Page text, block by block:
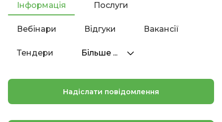
Інформація Послуги
Вебінари Відгуки Вакансії
Тендери Більше ...
Надіслати повідомлення